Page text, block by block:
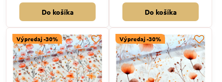
Do košíka Do košíka
Výpredaj -30% Výpredaj -30%